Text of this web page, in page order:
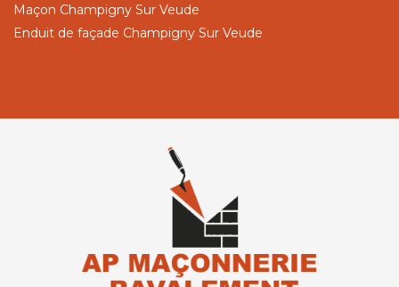
Maçon Champigny Sur Veude
Enduit de façade Champigny Sur Veude